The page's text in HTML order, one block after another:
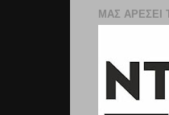
ΜΑΣ ΑΡΕΣΕΙ